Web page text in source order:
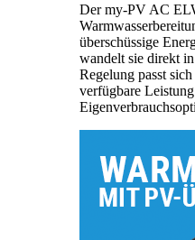
Der my-PV AC
überschüssige
wandelt sie direkt
Regelung passt
verfügbare